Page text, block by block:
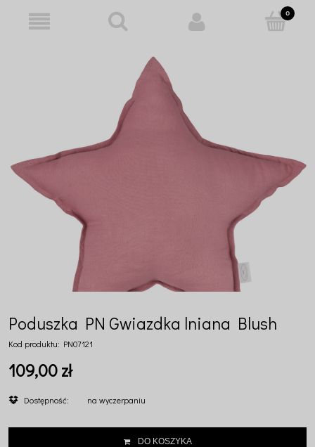
Poduszka PN Gwiazdka lniana Blush
Kod produktu: PN07121
109,00 zł
Dostępność: na wyczerpaniu
DO KOSZYKA